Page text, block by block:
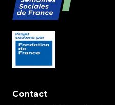
Contact